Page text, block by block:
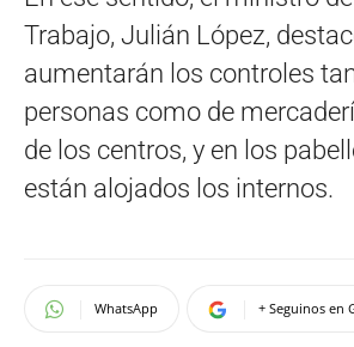
Trabajo, Julián López,
aumentarán los controles
personas como de
de los centros, y en los
están alojados los internos.
WhatsApp + Seguinos en